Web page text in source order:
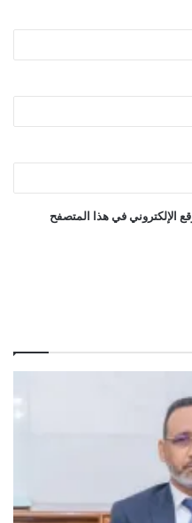
الإلكتروني في هذا المتصفح